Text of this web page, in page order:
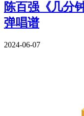
陈百强《几分
弹唱谱
2024-06-07